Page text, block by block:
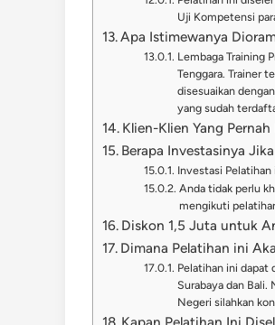
Uji Kompetensi
Apa Istimewanya
Lembaga Training
Tenggara. Trainer
disesuaikan
yang sudah
Klien-Klien Yang
Berapa Investasinya
Investasi
Anda tidak perlu
mengikuti
Diskon 1,5 Juta untuk
Dimana Pelatihan ini
Pelatihan ini dapat
Surabaya dan Bali.
Negeri silahkan